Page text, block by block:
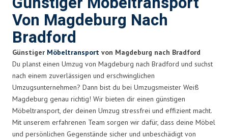
Von Magdeburg Nach
Bradford
Günstiger Möbeltransport von Magdeburg nach Bradford
Du planst einen Umzug von Magdeburg nach Bradford und suchst
nach einem zuverlässigen und erschwinglichen
Umzugsunternehmen? Dann bist du bei Umzugsmeister Weiß
Magdeburg genau richtig! Wir bieten dir einen günstigen
Möbeltransport, der deinen Umzug stressfrei und effizient macht.
Mit unserem erfahrenen Team sorgen wir dafür, dass deine Möbel
und persönlichen Gegenstände sicher und unbeschädigt von